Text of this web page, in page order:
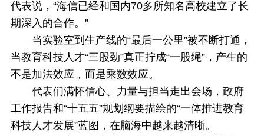
代表说，“海信已经和国内70多所知名高校建立了长
期深入的合作。”
当实验室到生产线的“最后一公里”被不断打通，
当教育科技人才“三股劲”真正拧成“一股绳”，产生的
不是加法效应，而是乘数效应。
代表们满怀信心、力量与担当走出会场，政府
工作报告和“十五五”规划纲要描绘的“一体推进教育
科技人才发展”蓝图，在脑海中越来越清晰。